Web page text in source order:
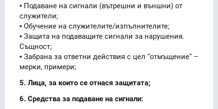
• Подаване на сигнали (вътрешни и външни) от
служители;
• Обучение на служителите/изпълнителите;
• Защита на подаващите сигнали за нарушения.
Същност;
• Забрана за ответни действия с цел “отмъщение” –
мерки, примери;
5. Лица, за които се отнася защитата;
6. Средства за подаване на сигнали: